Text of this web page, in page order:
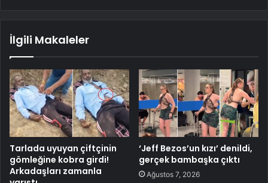
İlgili Makaleler
Tarlada uyuyan çiftçinin
gömleğine kobra girdi!
Arkadaşları zamanla
‘Jeff Bezos’un kızı’ denildi,
gerçek bambaşka çıktı
Ağustos 7, 2026